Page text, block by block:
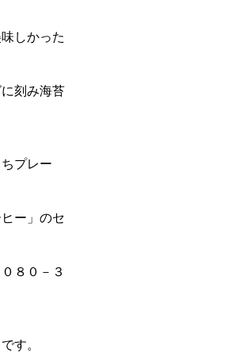
しかった
刻み海苔
プレー
ー」のセ
８０－３
す。